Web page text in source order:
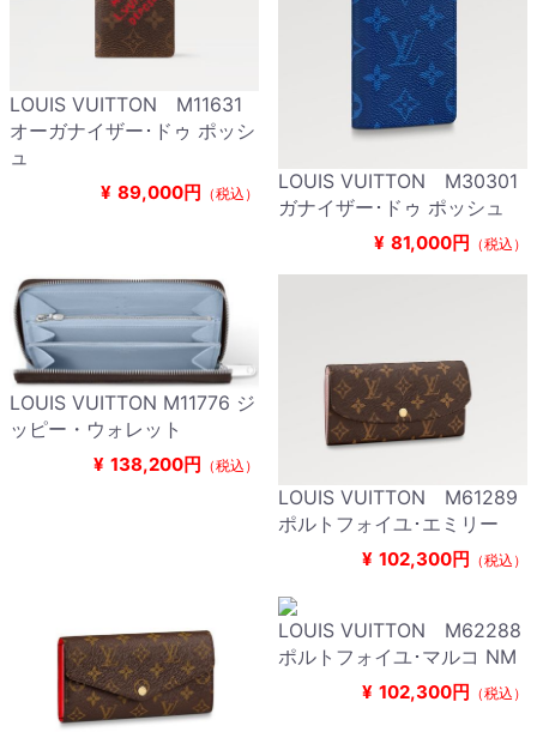
LOUIS VUITTON M11631
オーガナイザー･ドゥ ポッシ
ュ
¥ 89,000円 （税込）
LOUIS VUITTON M30301
ガナイザー･ドゥ ポッシュ
¥ 81,000円 （税込）
LOUIS VUITTON M11776 ジ
ッピー・ウォレット
¥ 138,200円 （税込）
LOUIS VUITTON M61289
ポルトフォイユ･エミリー
¥ 102,300円 （税込）
LOUIS VUITTON M62288
ポルトフォイユ･マルコ NM
¥ 102,300円 （税込）